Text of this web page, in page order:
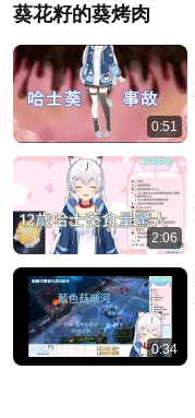
葵花籽的葵烤肉
0:51
2:06
0:34